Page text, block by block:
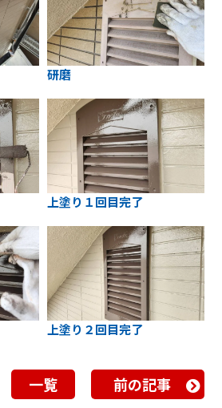
研磨
上塗り１回目完了
上塗り２回目完了
一覧 前の記事